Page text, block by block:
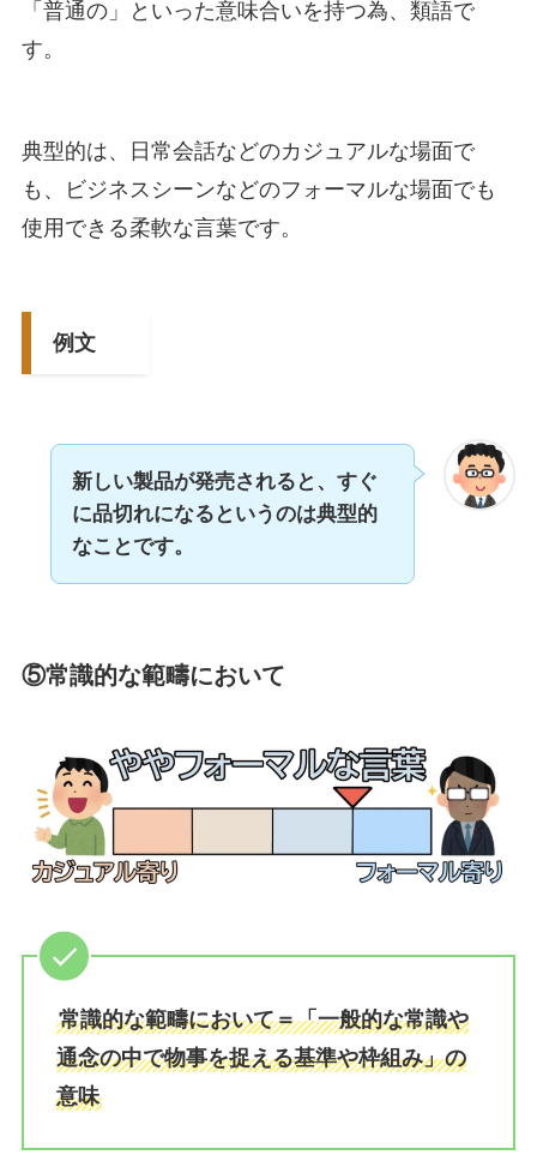
「普通の」といった意味合いを持つ為、類語で
す。
典型的は、日常会話などのカジュアルな場面で
も、ビジネスシーンなどのフォーマルな場面でも
使用できる柔軟な言葉です。
例文
新しい製品が発売されると、すぐ
に品切れになるというのは典型的
なことです。
⑤常識的な範疇において
常識的な範疇において＝「一般的な常識や
通念の中で物事を捉える基準や枠組み」の
意味